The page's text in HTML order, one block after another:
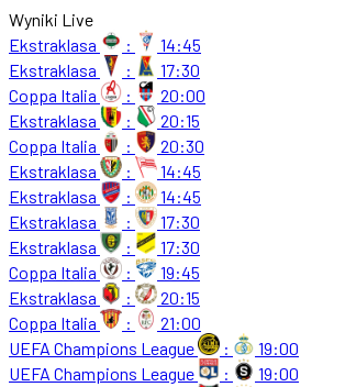
Wyniki Live
Ekstraklasa
:
14:45
Ekstraklasa
:
17:30
Coppa Italia
:
20:00
Ekstraklasa
:
20:15
Coppa Italia
:
20:30
Ekstraklasa
:
14:45
Ekstraklasa
:
14:45
Ekstraklasa
:
17:30
Ekstraklasa
:
17:30
Coppa Italia
:
19:45
Ekstraklasa
:
20:15
Coppa Italia
:
21:00
UEFA Champions League
:
19:00
UEFA Champions League
:
19:00